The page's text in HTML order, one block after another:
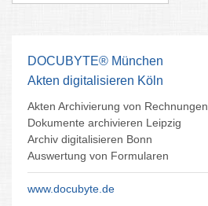
DOCUBYTE® München
Akten digitalisieren Köln
Akten Archivierung von Rechnungen
Dokumente archivieren Leipzig
Archiv digitalisieren Bonn
Auswertung von Formularen
www.docubyte.de